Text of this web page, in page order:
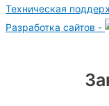
Техническая
Разработка сайтов -